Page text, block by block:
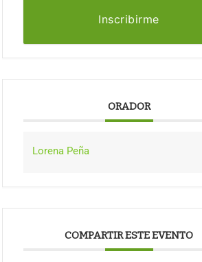
Inscribirme
ORADOR
Lorena Peña
COMPARTIR ESTE EVENTO